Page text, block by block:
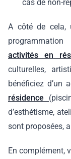
cas de non-
A côté de cela,
activités en
culturelles,
bénéficiez d’un
résidence
d’esthétisme,
sont proposées,
En complément,